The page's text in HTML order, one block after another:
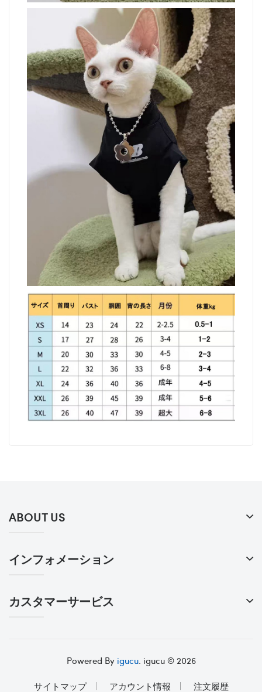
ABOUT US
インフォメーション
カスタマーサービス
Powered By igucu. igucu © 2026
サイトマップ
アカウント情報 注文履歴